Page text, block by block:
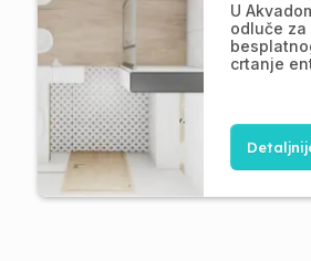
U
odluče
crtanje